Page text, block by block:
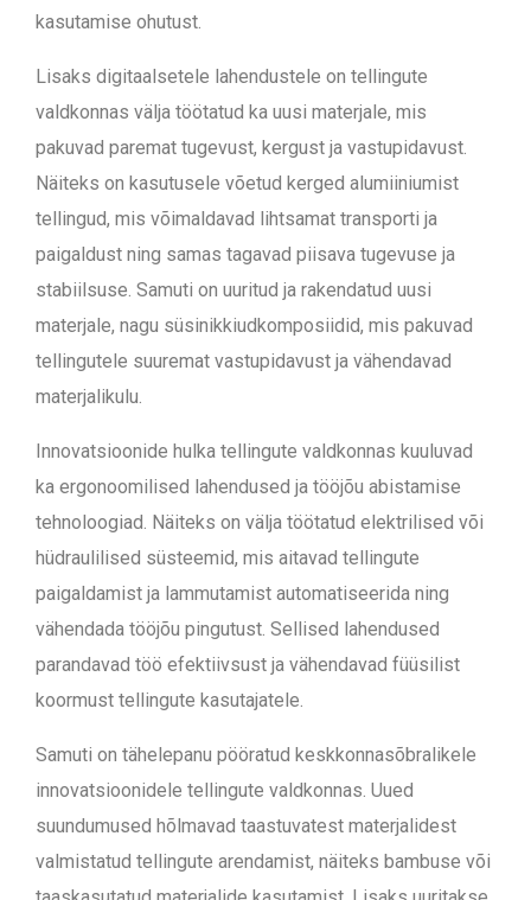
kasutamise ohutust.
Lisaks digitaalsetele lahendustele on tellingute
valdkonnas välja töötatud ka uusi materjale, mis
pakuvad paremat tugevust, kergust ja vastupidavust.
Näiteks on kasutusele võetud kerged alumiiniumist
tellingud, mis võimaldavad lihtsamat transporti ja
paigaldust ning samas tagavad piisava tugevuse ja
stabiilsuse. Samuti on uuritud ja rakendatud uusi
materjale, nagu süsinikkiudkomposiidid, mis pakuvad
tellingutele suuremat vastupidavust ja vähendavad
materjalikulu.
Innovatsioonide hulka tellingute valdkonnas kuuluvad
ka ergonoomilised lahendused ja tööjõu abistamise
tehnoloogiad. Näiteks on välja töötatud elektrilised või
hüdraulilised süsteemid, mis aitavad tellingute
paigaldamist ja lammutamist automatiseerida ning
vähendada tööjõu pingutust. Sellised lahendused
parandavad töö efektiivsust ja vähendavad füüsilist
koormust tellingute kasutajatele.
Samuti on tähelepanu pööratud keskkonnasõbralikele
innovatsioonidele tellingute valdkonnas. Uued
suundumused hõlmavad taastuvatest materjalidest
valmistatud tellingute arendamist, näiteks bambuse või